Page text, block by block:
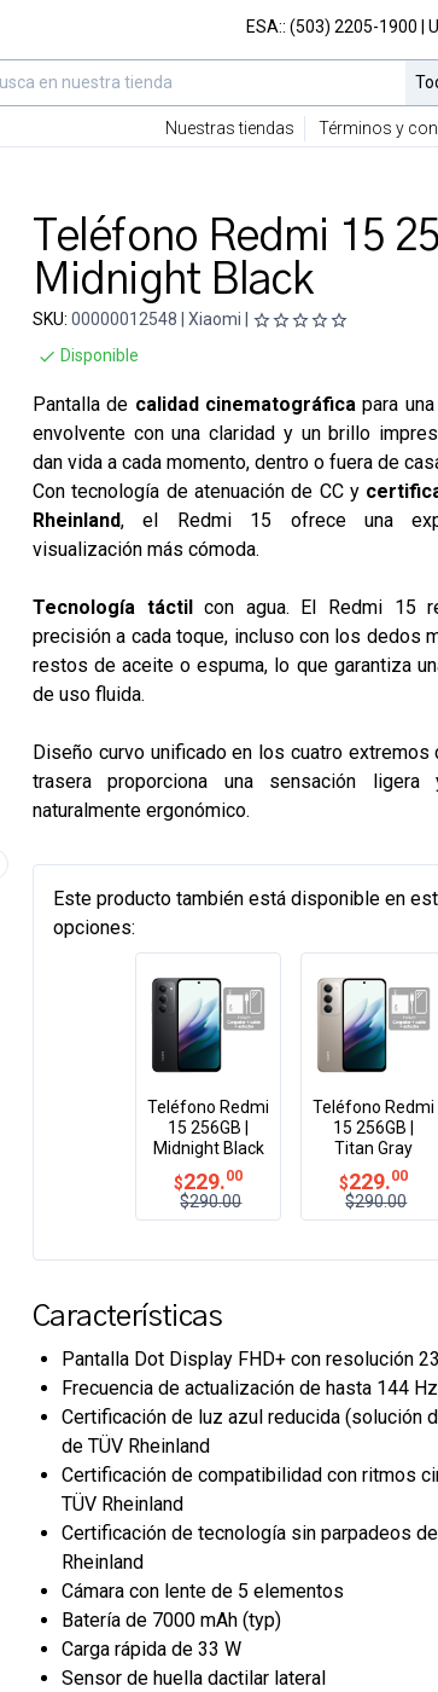
ESA:: (503) 2205-1900 |
Nuestras tiendas
Términos y
Teléfono Redmi 15
Midnight Black
SKU: 00000012548 | Xiaomi |
Disponible
Pantalla de calidad cinematográficapara
envolvente con una claridad y un brillo
dan vida a cada momento, dentro o fuera de
Con tecnología de atenuación de CC y
Rheinland, el Redmi 15 ofrece una
visualización más cómoda.
Tecnología táctilcon agua. El Redmi 15
precisión a cada toque, incluso con los dedos
restos de aceite o espuma, lo que garantiza
de uso fluida.
Diseño curvo unificado en los cuatro extremos
trasera proporciona una sensación
naturalmente ergonómico.
Este producto también está disponible en
opciones:
Teléfono Redmi
15 256GB |
Midnight Black
$229.00
$290.00
Teléfono Redmi
15 256GB |
Titan Gray
$229.00
$290.00
Características
Pantalla Dot Display FHD+ con resolución
Frecuencia de actualización de hasta 144 Hz
Certificación de luz azul reducida (solución
de TÜV Rheinland
Certificación de compatibilidad con ritmos
TÜV Rheinland
Certificación de tecnología sin parpadeos
Rheinland
Cámara con lente de 5 elementos
Batería de 7000 mAh (typ)
Carga rápida de 33 W
Sensor de huella dactilar lateral